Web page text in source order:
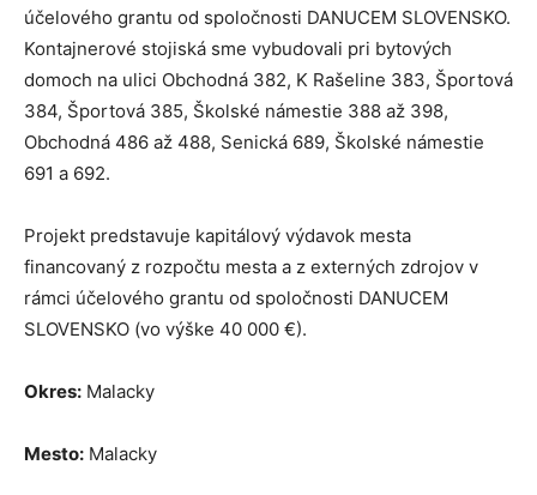
účelového grantu od spoločnosti DANUCEM SLOVENSKO.
Kontajnerové stojiská sme vybudovali pri bytových
domoch na ulici Obchodná 382, K Rašeline 383, Športová
384, Športová 385, Školské námestie 388 až 398,
Obchodná 486 až 488, Senická 689, Školské námestie
691 a 692.
Projekt predstavuje kapitálový výdavok mesta
financovaný z rozpočtu mesta a z externých zdrojov v
rámci účelového grantu od spoločnosti DANUCEM
SLOVENSKO (vo výške 40 000 €).
Okres: Malacky
Mesto: Malacky